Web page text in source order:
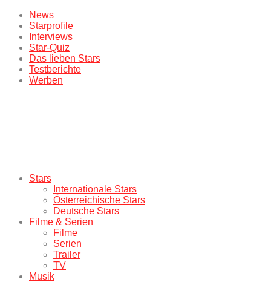
News
Starprofile
Interviews
Star-Quiz
Das lieben Stars
Testberichte
Werben
Stars
Internationale Stars
Österreichische Stars
Deutsche Stars
Filme & Serien
Filme
Serien
Trailer
TV
Musik